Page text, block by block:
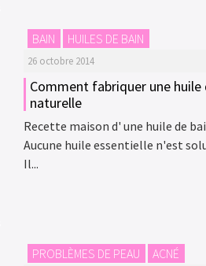
BAIN HUILES DE BAIN
26 octobre 2014
Comment fabriquer une huile
naturelle
Recette maison d' une huile de
Aucune huile essentielle n'est
Il...
PROBLÈMES DE PEAU ACNÉ